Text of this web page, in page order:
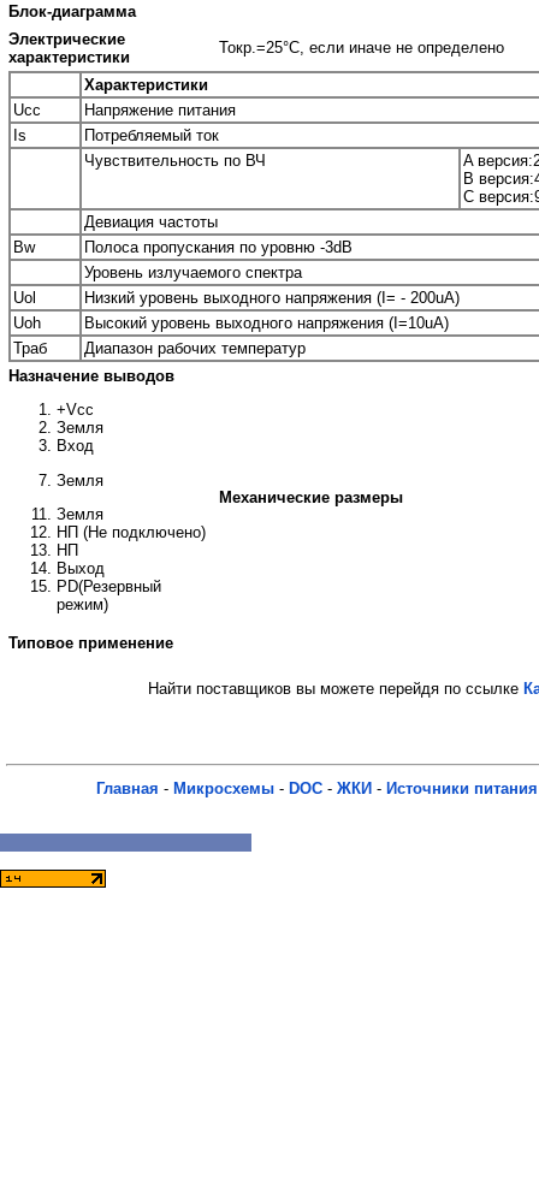
Блок-диаграмма
Электрические
характеристики
Токр.=25°С, если иначе не определено
Характеристики
Ucc
Напряжение питания
Is
Потребляемый ток
Чувствительность по ВЧ
A
B
C
Девиация частоты
Bw
Полоса пропускания по уровню -3dB
Уровень излучаемого спектра
Uol
Низкий уровень выходного напряжения (I= - 200uA)
Uoh
Высокий уровень выходного напряжения (I=10uA)
Траб
Диапазон рабочих температур
Назначение выводов
+Vcc
Земля
Вход
Земля
Земля
НП (Не подключено)
НП
Выход
PD(Резервный
режим)
Механические размеры
Типовое применение
Найти поставщиков вы можете перейдя по ссылке
Главная - Микросхемы - DOC - ЖКИ - Источники питания